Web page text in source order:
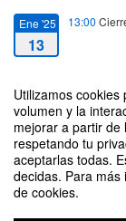
Utilizamos
volumen y la
mejorar a partir de
respetando tu
aceptarlas todas.
decidas. Para
de cookies.
Ene '25
13
13:00
Ene '25
15
Ene '25
15
16:00
I CONGRESO
JURISPRUDENCIA:
FAMILIA"